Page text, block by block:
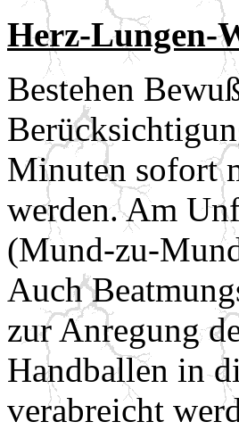
Herz-Lungen-
Bestehen
Minuten sofort
werden. Am
(Mund-zu-
Auch
zur Anregung
Handballen in
verabreicht